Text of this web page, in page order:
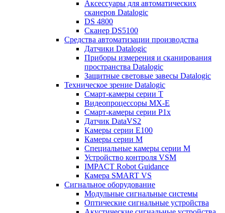
Аксессуары для автоматических
сканеров Datalogic
DS 4800
Сканер DS5100
Средства автоматизации производства
Датчики Datalogic
Приборы измерения и сканирования
пространства Datalogic
Защитные световые завесы Datalogic
Техническое зрение Datalogic
Смарт-камеры серии T
Видеопроцессоры MX-E
Смарт-камеры серии P1x
Датчик DataVS2
Камеры серии E100
Камеры серии M
Специальные камеры серии M
Устройство контроля VSM
IMPACT Robot Guidance
Камера SMART VS
Cигнальное оборудование
Модульные сигнальные системы
Оптические сигнальные устройства